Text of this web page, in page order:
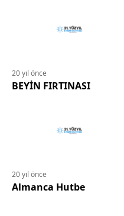
20 yıl önce
BEYİN FIRTINASI
20 yıl önce
Almanca Hutbe